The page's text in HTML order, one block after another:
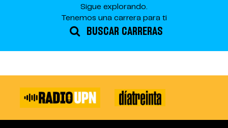
Sigue explorando.
Tenemos una carrera para ti
BUSCAR CARRERAS